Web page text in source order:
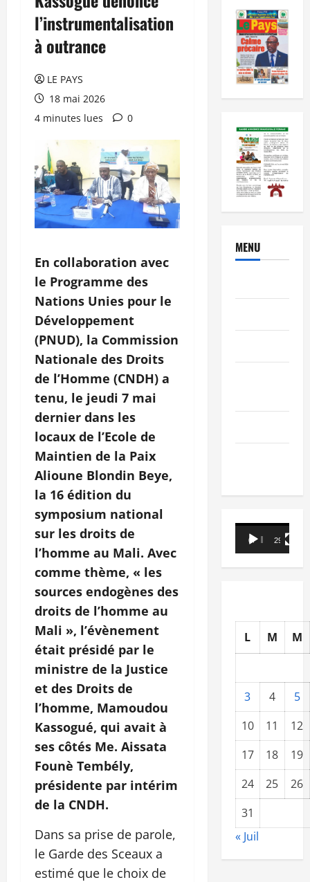
l’instrumentalisation
à outrance
LE PAYS
18 mai 2026
4 minutes lues
0
En collaboration avec
le Programme des
Nations Unies pour le
Développement
(PNUD), la Commission
Nationale des Droits
de l’Homme (CNDH) a
tenu, le jeudi 7 mai
dernier dans les
locaux de l’Ecole de
Maintien de la Paix
Alioune Blondin Beye,
la 16 édition du
symposium national
sur les droits de
l’homme au Mali. Avec
comme thème, « les
sources endogènes des
droits de l’homme au
Mali », l’évènement
était présidé par le
ministre de la Justice
et des Droits de
l’homme, Mamoudou
Kassogué, qui avait à
ses côtés Me. Aissata
Founè Tembély,
présidente par intérim
de la CNDH.
Dans sa prise de parole,
le Garde des Sceaux a
estimé que le choix de
MENU
Lecteur
vidéo
00:00 29:21
L M M
3 4
5
10
11
12
17
18
19
24
25
26
31
« Juil